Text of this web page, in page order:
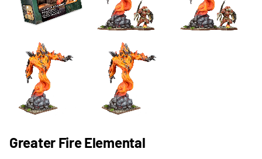
Greater Fire Elemental